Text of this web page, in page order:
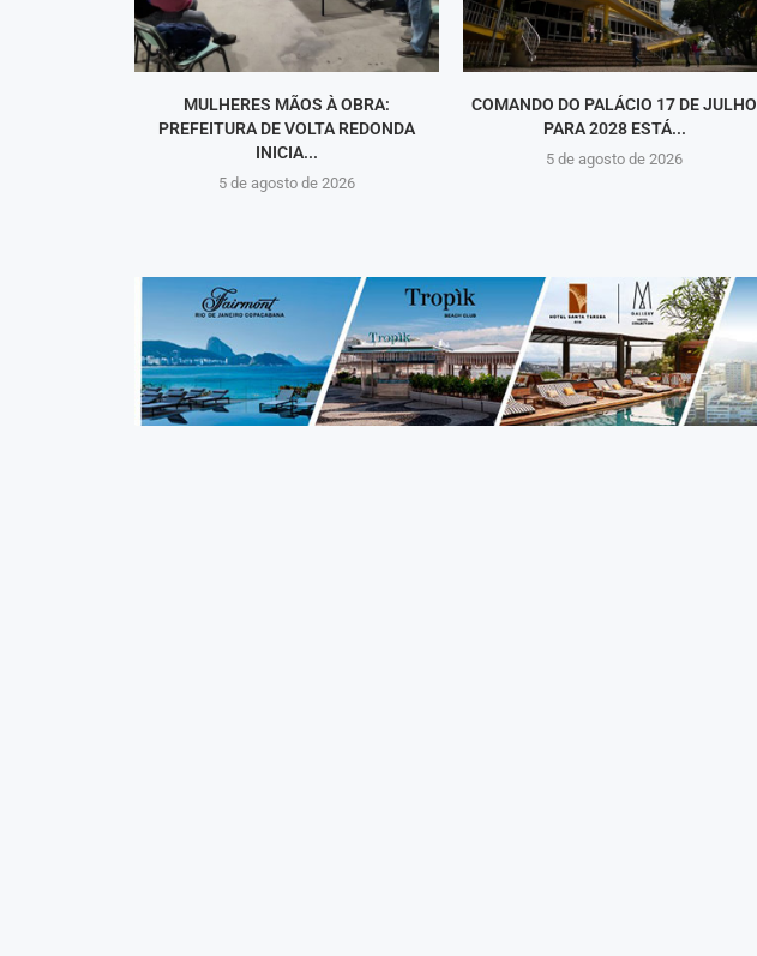
MULHERES MÃOS À OBRA:
PREFEITURA DE VOLTA REDONDA
INICIA...
5 de agosto de 2026
COMANDO DO PALÁCIO 17 DE JULHO
PARA 2028 ESTÁ...
5 de agosto de 2026